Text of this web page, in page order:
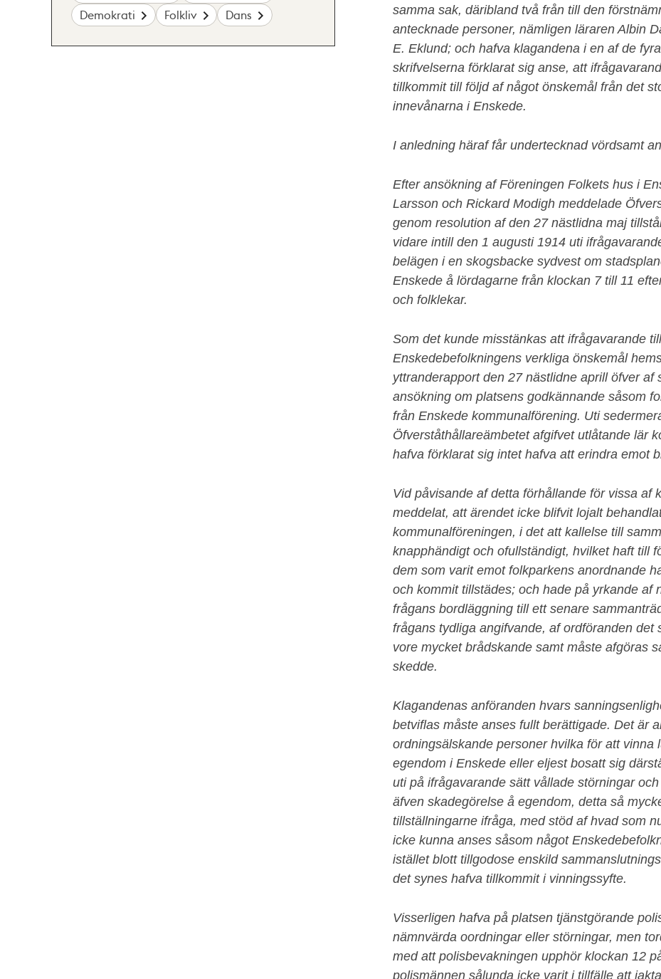
samma sak, däribland två från till den
antecknade personer, nämligen läraren Albin
E. Eklund; och hafva klagandena i en af de
skrifvelserna förklarat sig anse, att
tillkommit till följd af något önskemål från det
innevånarna i Enskede.
I anledning häraf får undertecknad vördsamt
Efter ansökning af Föreningen Folkets hus i
Larsson och Rickard Modigh meddelade
genom resolution af den 27 nästlidna maj
vidare intill den 1 augusti 1914 uti
belägen i en skogsbacke sydvest om
Enskede å lördagarne från klockan 7 till 11
och folklekar.
Som det kunde misstänkas att ifrågavarande
Enskedebefolkningens verkliga önskemål
yttranderapport den 27 nästlidne aprill öfver af
ansökning om platsens godkännande såsom
från Enskede kommunalförening. Uti
Öfverståthållareämbetet afgifvet utlåtande lär
hafva förklarat sig intet hafva att erindra emot
Vid påvisande af detta förhållande för vissa af
meddelat, att ärendet icke blifvit lojalt
kommunalföreningen, i det att kallelse till
knapphändigt och ofullständigt, hvilket haft till
dem som varit emot folkparkens anordnande
och kommit tillstädes; och hade på yrkande af
frågans bordläggning till ett senare
frågans tydliga angifvande, af ordföranden det
vore mycket brådskande samt måste afgöras
skedde.
Klagandenas anföranden hvars
betviflas måste anses fullt berättigade. Det är
ordningsälskande personer hvilka för att vinna
egendom i Enskede eller eljest bosatt sig
uti på ifrågavarande sätt vållade störningar
äfven skadegörelse å egendom, detta så
tillställningarne ifråga, med stöd af hvad som
icke kunna anses såsom något
istället blott tillgodose enskild
det synes hafva tillkommit i vinningssyfte.
Visserligen hafva på platsen tjänstgörande
nämnvärda oordningar eller störningar, men
med att polisbevakningen upphör klockan 12
polismännen sålunda icke varit i tillfälle att
Demokrati
Folkliv Dans